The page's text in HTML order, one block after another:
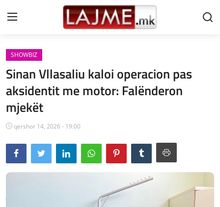
Shtëpi
LAJME MAQEDONI
SHQIPERI
KOSOVA
LAJME NGA BOTA
SHOWBIZ
SHOWBIZ
Sinan Vllasaliu kaloi operacion pas
aksidentit me motor: Falënderon
mjekët
qershor 14, 2026 - 19:00